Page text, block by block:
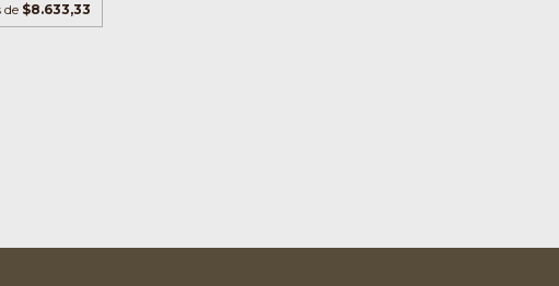
de $8.633,33